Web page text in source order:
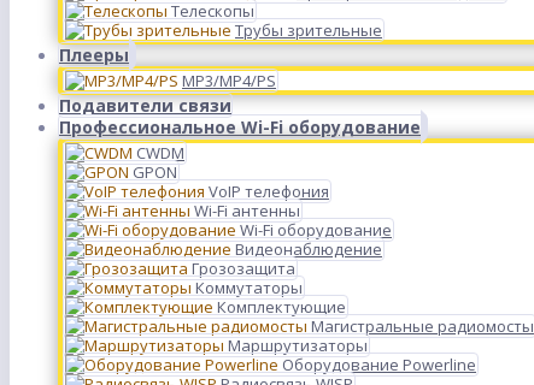
Телескопы
Трубы зрительные
Плееры
MP3/MP4/PS
Подавители связи
Профессиональное Wi-Fi оборудование
CWDM
GPON
VoIP телефония
Wi-Fi антенны
Wi-Fi оборудование
Видеонаблюдение
Грозозащита
Коммутаторы
Комплектующие
Магистральные радиомосты
Маршрутизаторы
Оборудование Powerline